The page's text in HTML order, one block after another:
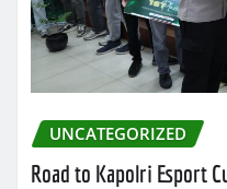
UNCATEGORIZED
Road to Kapolri Esport